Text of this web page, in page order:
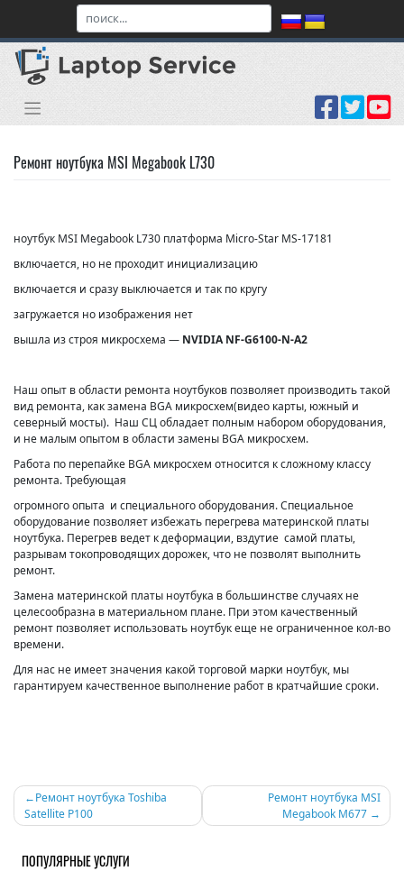
content
Ремонт ноутбука MSI Megabook L730
ноутбук MSI Megabook L730 платформа Micro-Star MS-17181
включается, но не проходит инициализацию
включается и сразу выключается и так по кругу
загружается но изображения нет
вышла из строя микросхема — NVIDIA NF-G6100-N-A2
Наш опыт в области ремонта ноутбуков позволяет производить такой
вид ремонта, как замена BGA микросхем(видео карты, южный и
северный мосты). Наш СЦ обладает полным набором оборудования,
и не малым опытом в области замены BGA микросхем.
Работа по перепайке BGA микросхем относится к сложному классу
ремонта. Требующая
огромного опыта и специального оборудования. Специальное
оборудование позволяет избежать перегрева материнской платы
ноутбука. Перегрев ведет к деформации, вздутие самой платы,
разрывам токопроводящих дорожек, что не позволят выполнить
ремонт.
Замена материнской платы ноутбука в большинстве случаях не
целесообразна в материальном плане. При этом качественный
ремонт позволяет использовать ноутбук еще не ограниченное кол-во
времени.
Для нас не имеет значения какой торговой марки ноутбук, мы
гарантируем качественное выполнение работ в кратчайшие сроки.
Навигация
по
записям
Ремонт ноутбука Toshiba
Satellite P100
Ремонт ноутбука MSI
Megabook M677
ПОПУЛЯРНЫЕ УСЛУГИ